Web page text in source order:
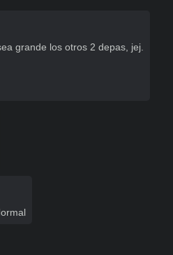
grande los otros 2 depas, jej.